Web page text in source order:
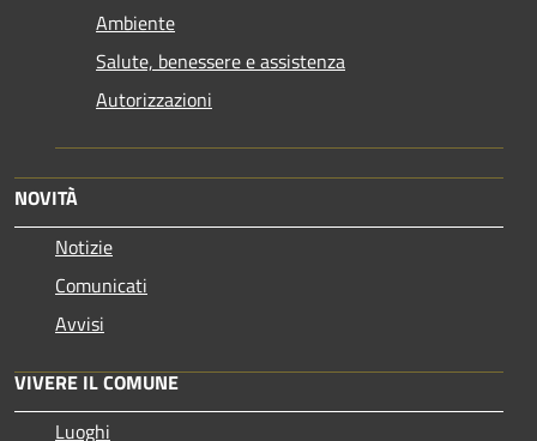
Ambiente
Salute, benessere e assistenza
Autorizzazioni
NOVITÀ
Notizie
Comunicati
Avvisi
VIVERE IL COMUNE
Luoghi